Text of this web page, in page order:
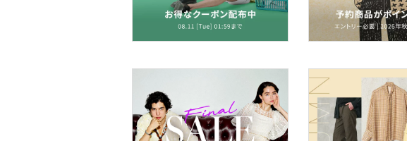
メイク道具・美容器具
ン用品
インテリア・生活雑貨